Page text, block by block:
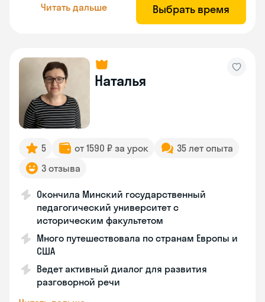
Читать дальше Выбрать время
Наталья
5 от 1590 ₽ за урок
35 лет опыта
3 отзыва
Окончила Минский государственный
педагогический университет с
историческим факультетом
Много путешествовала по странам Европы и
США
Ведет активный диалог для развития
разговорной речи